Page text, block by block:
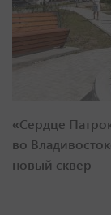
«Сердце
во
новый сквер